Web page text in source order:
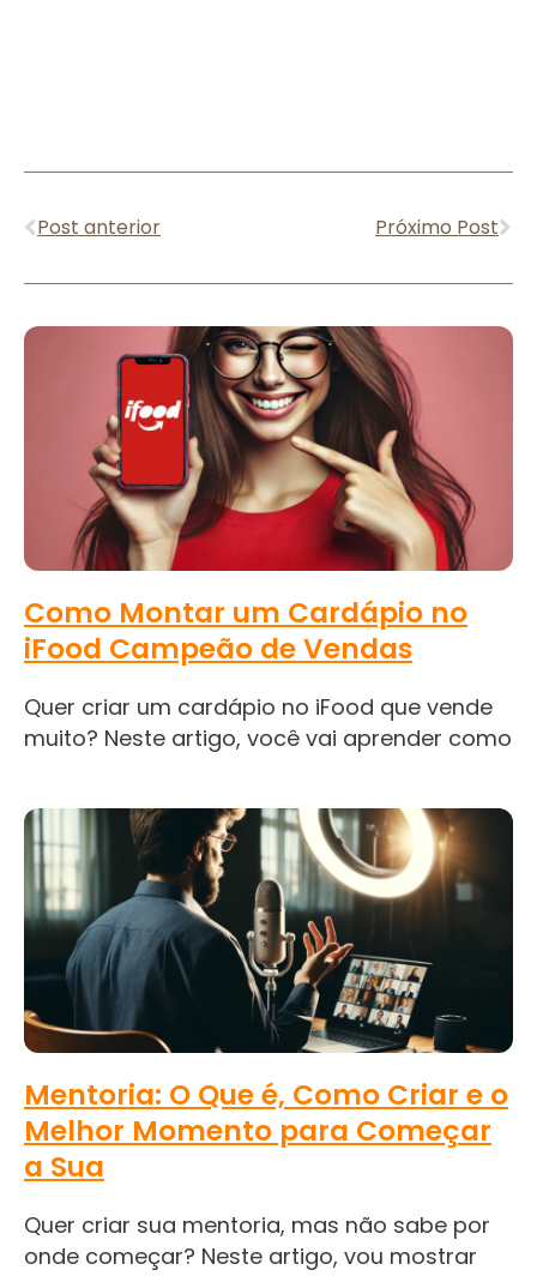
Anterior
Post anterior Próximo Post
Como Montar um Cardápio no
iFood Campeão de Vendas
Quer criar um cardápio no iFood que vende
muito? Neste artigo, você vai aprender como
Mentoria: O Que é, Como Criar e o
Melhor Momento para Começar
a Sua
Quer criar sua mentoria, mas não sabe por
onde começar? Neste artigo, vou mostrar